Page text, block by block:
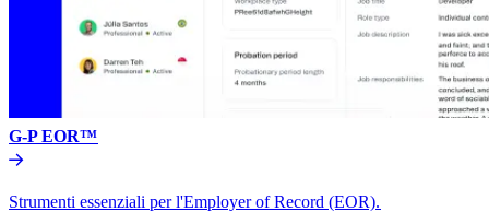
G-P EOR™​​
Strumenti essenziali per l'Employer of Record (EOR).​​